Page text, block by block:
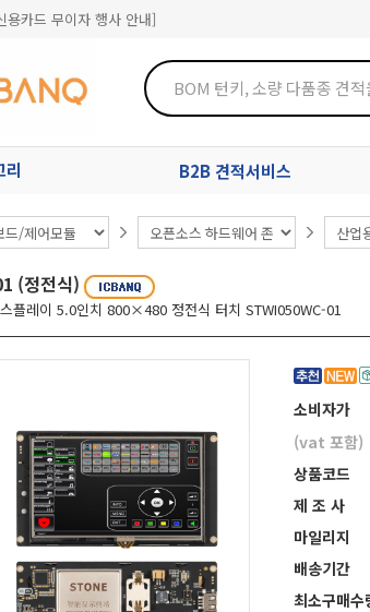
용카드 무이자 행사 안내]
및 사용 정책 개편 안내]
리 B2B 견적서비스
(정전식)
플레이 5.0인치 800×480 정전식 터치 STWI050WC-01
소비자가
(vat 포함)
상품코드
제 조 사
마일리지
배송기간
최소구매수